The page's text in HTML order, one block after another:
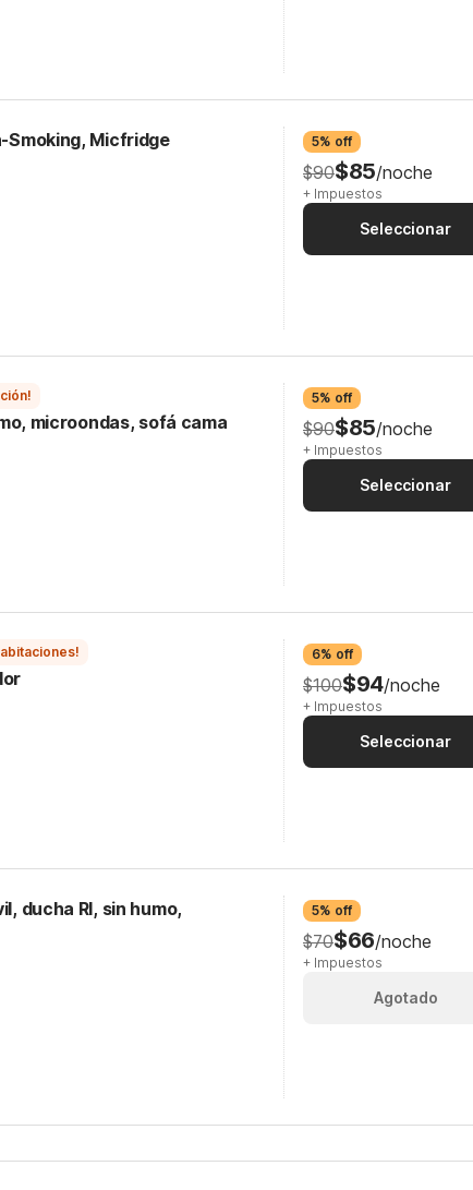
Smoking, Micfridge 5% off
$90$85/noche
+ Impuestos
Seleccionar
microondas, sofá cama
5% off
$90$85/noche
+ Impuestos
Seleccionar
6% off
$100$94/noche
+ Impuestos
Seleccionar
ducha RI, sin humo,
5% off
$70$66/noche
+ Impuestos
Agotado